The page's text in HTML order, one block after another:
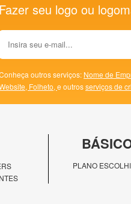
Fazer seu logo ou
outros serviços: Nome de
Folheto, e outrosserviços de
PLANO